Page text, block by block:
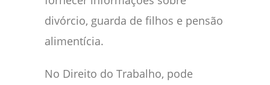
divórcio, guarda de filhos e pensão
alimentícia.
No Direito do Trabalho, pode